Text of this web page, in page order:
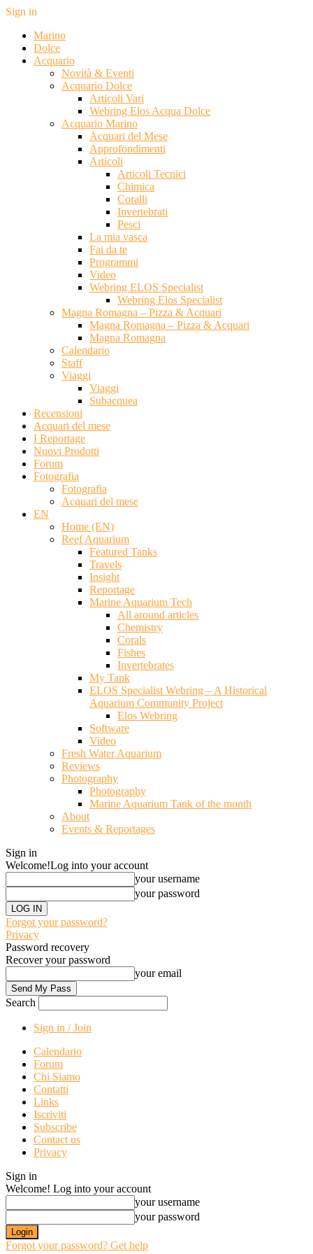
Sign in
Marino
Dolce
Acquario
Novità & Eventi
Acquario Dolce
Articoli Vari
Webring Elos Acqua Dolce
Acquario Marino
Acquari del Mese
Approfondimenti
Articoli
Articoli Tecnici
Chimica
Coralli
Invertebrati
Pesci
La mia vasca
Fai da te
Programmi
Video
Webring ELOS Specialist
Webring Elos Specialist
Magna Romagna – Pizza & Acquari
Magna Romagna – Pizza & Acquari
Magna Romagna
Calendario
Staff
Viaggi
Viaggi
Subacquea
Recensioni
Acquari del mese
I Reportage
Nuovi Prodotti
Forum
Fotografia
Fotografia
Acquari del mese
EN
Home (EN)
Reef Aquarium
Featured Tanks
Travels
Insight
Reportage
Marine Aquarium Tech
All around articles
Chemistry
Corals
Fishes
Invertebrates
My Tank
ELOS Specialist Webring – A Historical
Aquarium Community Project
Elos Webring
Software
Video
Fresh Water Aquarium
Reviews
Photography
Photography
Marine Aquarium Tank of the month
About
Events & Reportages
Sign in
Welcome!Log into your account
your username
your password
Forgot your password?
Privacy
Password recovery
Recover your password
your email
Search
Sign in / Join
Calendario
Forum
Chi Siamo
Contatti
Links
Iscriviti
Subscribe
Contact us
Privacy
Sign in
Welcome! Log into your account
your username
your password
Forgot your password? Get help